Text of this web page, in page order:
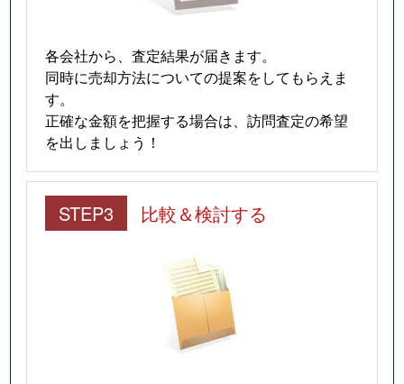
各会社から、査定結果が届きます。
同時に売却方法についての提案をしてもらえま
す。
正確な金額を把握する場合は、訪問査定の希望
を出しましょう！
STEP3 比較＆検討する